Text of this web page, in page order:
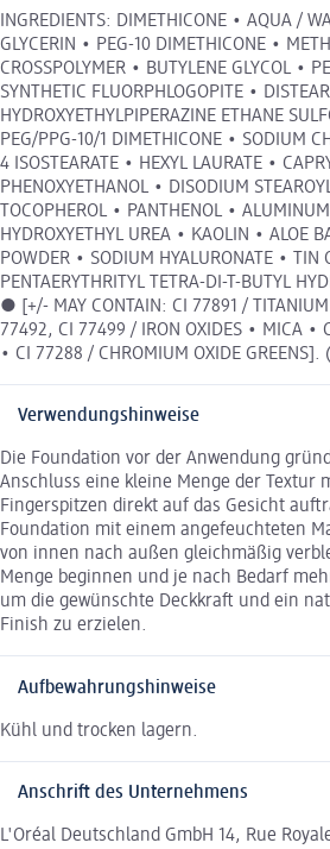
INGREDIENTS: DIMETHICONE • AQUA /
GLYCERIN • PEG-10 DIMETHICONE •
CROSSPOLYMER • BUTYLENE GLYCOL •
SYNTHETIC FLUORPHLOGOPITE •
HYDROXYETHYLPIPERAZINE ETHANE
PEG/PPG-10/1 DIMETHICONE • SODIUM
4 ISOSTEARATE • HEXYL LAURATE •
PHENOXYETHANOL • DISODIUM
TOCOPHEROL • PANTHENOL •
HYDROXYETHYL UREA • KAOLIN • ALOE
POWDER • SODIUM HYALURONATE • TIN
PENTAERYTHRITYL TETRA-DI-T-BUTYL
● [+/- MAY CONTAIN: CI 77891 / TITANIUM
77492, CI 77499 / IRON OXIDES • MICA •
• CI 77288 / CHROMIUM OXIDE
Verwendungshinweise
Die Foundation vor der Anwendung
Anschluss eine kleine Menge der Textur
Fingerspitzen direkt auf das Gesicht
Foundation mit einem angefeuchteten
von innen nach außen gleichmäßig
Menge beginnen und je nach Bedarf
um die gewünschte Deckkraft und ein
Finish zu erzielen.
Aufbewahrungshinweise
Kühl und trocken lagern.
Anschrift des Unternehmens
L'Oréal Deutschland GmbH 14, Rue